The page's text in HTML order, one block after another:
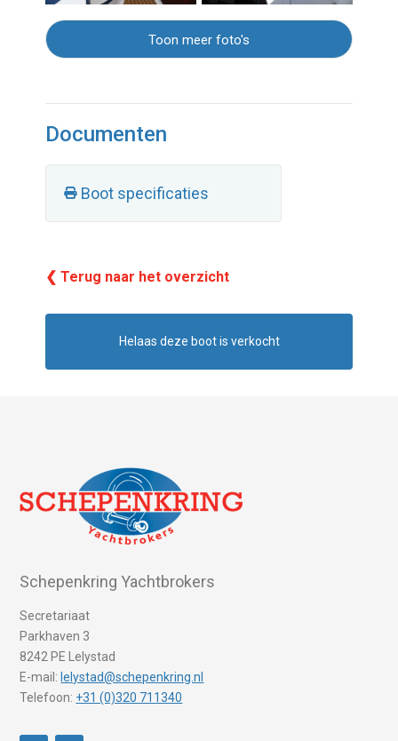
Toon meer foto's
Documenten
Boot specificaties
❮ Terug naar het overzicht
Helaas deze boot is verkocht
Schepenkring Yachtbrokers
Secretariaat
Parkhaven 3
8242 PE Lelystad
E-mail: lelystad@schepenkring.nl
Telefoon: +31 (0)320 711340